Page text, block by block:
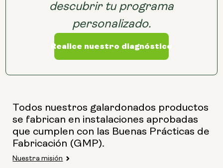
NMN 250 mg y
Preservage
NMN 500 mg y
descubrir tu programa
personalizado.
Realice nuestro diagnóstico
Todos nuestros galardonados productos
se fabrican en instalaciones aprobadas
que cumplen con las Buenas Prácticas de
Fabricación (GMP).
Nuestra misión